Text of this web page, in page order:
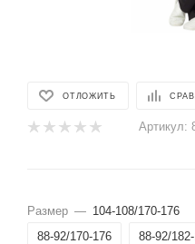
ОТЛОЖИТЬ
Артикул:
Размер — 104-108/170-176
88-92/170-176
88-92/